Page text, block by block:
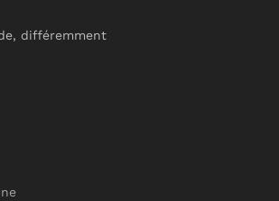
différemment